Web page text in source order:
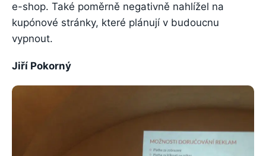
e-shop. Také poměrně negativně nahlížel na
kupónové stránky, které plánují v budoucnu
vypnout.
Jiří Pokorný